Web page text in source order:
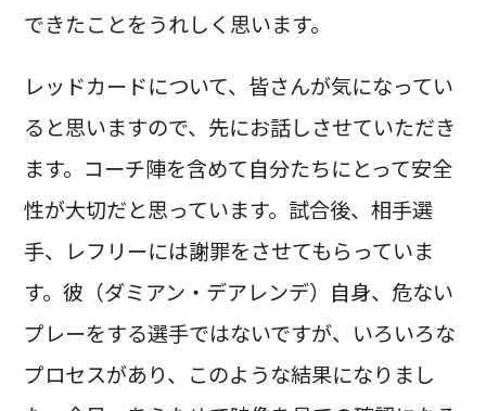
できたことをうれしく思います。
レッドカードについて、皆さんが気になってい
ると思いますので、先にお話しさせていただき
ます。コーチ陣を含めて自分たちにとって安全
性が大切だと思っています。試合後、相手選
手、レフリーには謝罪をさせてもらっていま
す。彼（ダミアン・デアレンデ）自身、危ない
プレーをする選手ではないですが、いろいろな
プロセスがあり、このような結果になりまし